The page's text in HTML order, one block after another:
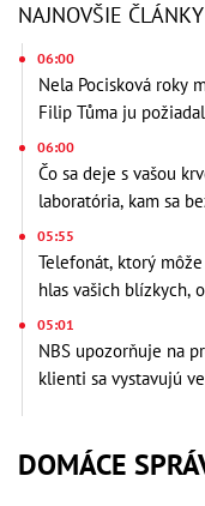
NAJNOVŠIE ČLÁNKY
06:00
Nela Pocisková roky
Filip Tůma ju
06:00
Čo sa deje s vašou
laboratória, kam sa
05:55
Telefonát, ktorý
hlas vašich blízkych,
05:01
NBS upozorňuje na
klienti sa vystavujú
DOMÁCE